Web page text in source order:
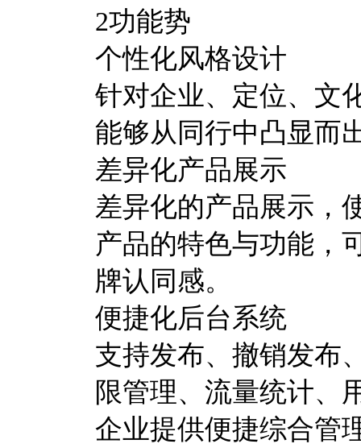
2功能势
个性化风格设计
针对企业、定位、文
能够从同行中凸显而
差异化产品展示
差异化的产品展示，
产品的特色与功能，
牌认同感。
便捷化后台系统
支持发布、撤销发布
限管理、流量统计、
企业提供便捷综合管